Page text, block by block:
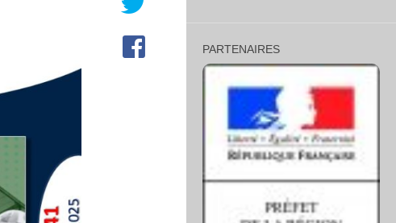
PARTENAIRES